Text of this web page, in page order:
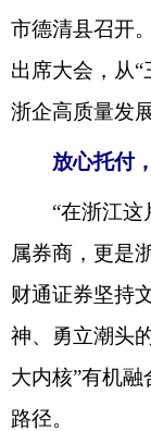
市德清县召开
出席大会，从
浙企高质量发
放心托付
“在浙江这片
属券商，更是
财通证券坚持
神、勇立潮头
大内核”有机
路径。